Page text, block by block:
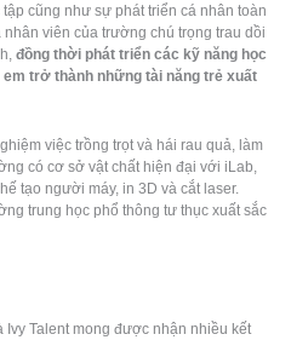
cũng như sự phát triển cá nhân toàn
viên của trường chú trọng trau dồi
đồng thời phát triển các kỹ năng học
trở thành những tài năng trẻ xuất
việc trồng trọt và hái rau quả, làm
có cơ sở vật chất hiện đại với iLab,
tạo người máy, in 3D và cắt laser.
trung học phổ thông tư thục xuất sắc
Talent mong được nhận nhiều kết